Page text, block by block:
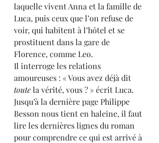
laquelle vivent Anna et la famille de
Luca, puis ceux que l’on refuse de
voir, qui habitent à l’hôtel et se
prostituent dans la gare de
Florence, comme Leo.
Il interroge les relations
amoureuses : « Vous avez déjà dit
toute la vérité, vous ? » écrit Luca.
Jusqu’à la dernière page Philippe
Besson nous tient en haleine, il faut
lire les dernières lignes du roman
pour comprendre ce qui est arrivé à